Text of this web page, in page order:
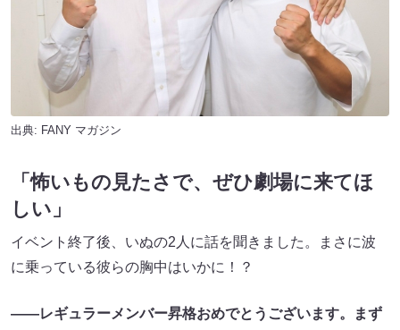
出典: FANY マガジン
「怖いもの見たさで、ぜひ劇場に来てほ
しい」
イベント終了後、いぬの2人に話を聞きました。まさに波
に乗っている彼らの胸中はいかに！？
――レギュラーメンバー昇格おめでとうございます。まず